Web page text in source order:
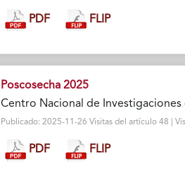
PDF FLIP
Poscosecha 2025
Centro Nacional de Investigaciones
Publicado: 2025-11-26 Visitas del artículo 48 |
PDF FLIP